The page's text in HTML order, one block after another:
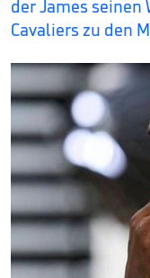
der James seinen
Cavaliers zu den